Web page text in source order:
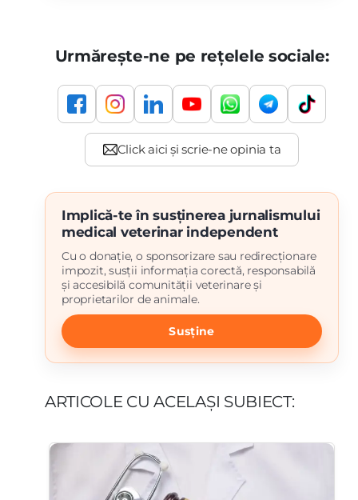
Urmărește-ne pe rețelele sociale:
Implică-te în susținerea jurnalismului
medical veterinar independent
Cu o donație, o sponsorizare sau redirecționare
impozit, susții informația corectă, responsabilă
și accesibilă comunității veterinare și
proprietarilor de animale.
Susține
ARTICOLE CU ACELAȘI SUBIECT: